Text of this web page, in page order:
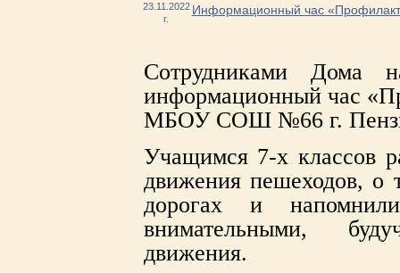
23.11.2022
г.
Информационный час
Сотрудниками Дома
информационный час
МБОУ СОШ №66 г.
Учащимся 7-х классов
движения пешеходов, о
дорогах и
внимательными,
движения.